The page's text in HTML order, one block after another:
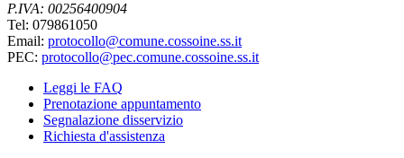
P.IVA: 00256400904
Tel: 079861050
Email: protocollo@comune.cossoine.ss.it
PEC: protocollo@pec.comune.cossoine.ss.it
Leggi le FAQ
Prenotazione appuntamento
Segnalazione disservizio
Richiesta d'assistenza